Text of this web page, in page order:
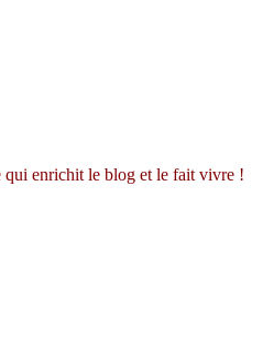
qui enrichit le blog et le fait vivre !